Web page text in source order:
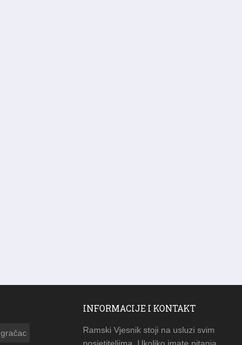
gračac
INFORMACIJE I KONTAKT
Ramski Vjesnik stoji na usluzi svim